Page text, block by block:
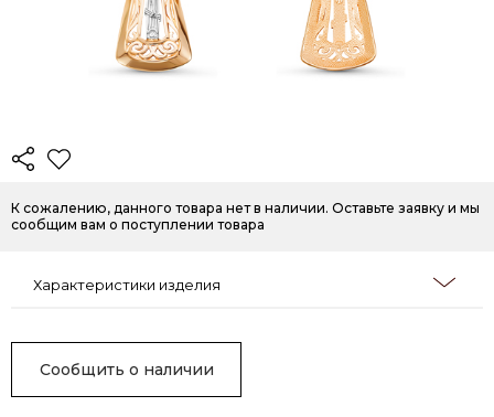
К сожалению, данного товара нет в наличии. Оставьте заявку и мы
сообщим вам о поступлении товара
Характеристики изделия
Сообщить о наличии